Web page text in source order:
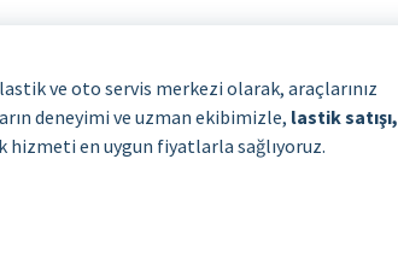
ve oto servis merkezi olarak, araçlarınız
deneyimi ve uzman ekibimizle, lastik satışı,
hizmeti en uygun fiyatlarla sağlıyoruz.